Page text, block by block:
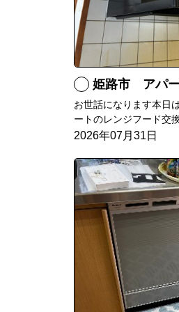
姫路市 アパートの
お世話になります本日
ートのレンジフード交
2026年07月31日